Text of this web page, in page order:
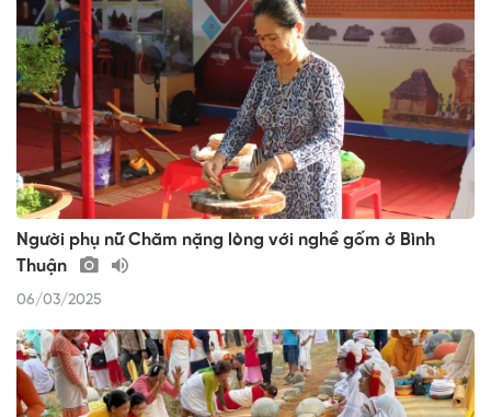
Người phụ nữ Chăm nặng lòng với nghề gốm ở Bình
Thuận
06/03/2025